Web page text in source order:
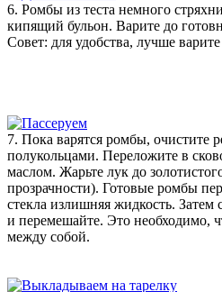
6. Ромбы из теста немного
кипящий бульон. Варите до
Совет: для удобства, лучше
7. Пока варятся ромбы, очистите
полукольцами. Переложите в
маслом. Жарьте лук до
прозрачности). Готовые ромбы
стекла излишняя жидкость.
и перемешайте. Это необходимо,
между собой.